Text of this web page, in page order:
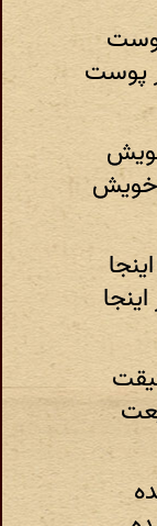
پوست
خویش